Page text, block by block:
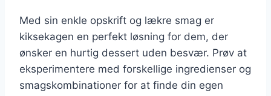
Med sin enkle opskrift og lækre smag er
kiksekagen en perfekt løsning for dem, der
ønsker en hurtig dessert uden besvær. Prøv at
eksperimentere med forskellige ingredienser og
smagskombinationer for at finde din egen